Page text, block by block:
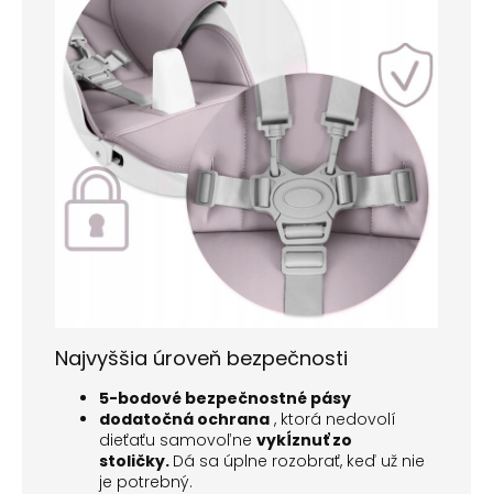
Najvyššia úroveň bezpečnosti
5-bodové bezpečnostné pásy
dodatočná ochrana , ktorá nedovolí
dieťaťu samovoľne vykĺznuť zo
stoličky. Dá sa úplne rozobrať, keď už nie
je potrebný.